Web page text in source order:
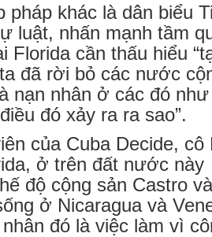
pháp khác là dân biểu
luật, nhấn mạnh tầm
Florida cần thấu hiểu
đã rời bỏ các nước
nạn nhân ở các đó
đó xảy ra ra sao”.
của Cuba Decide,
ở trên đất nước này
độ cộng sản Castro
ở Nicaragua và
đó là việc làm vì